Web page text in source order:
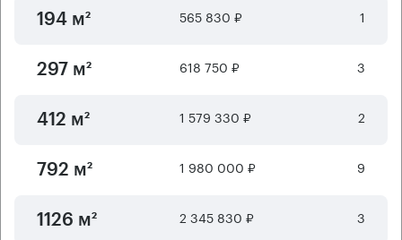
194 м² 565 830 ₽ 1
297 м² 618 750 ₽ 3
412 м² 1 579 330 ₽ 2
792 м² 1 980 000 ₽ 9
1126 м² 2 345 830 ₽ 3